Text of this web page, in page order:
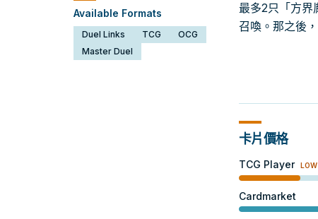
Available Formats
Duel Links TCG
OCG
Master Duel
最多2只「方界
召喚。那之後
卡片價格
TCG Player LOW
Cardmarket